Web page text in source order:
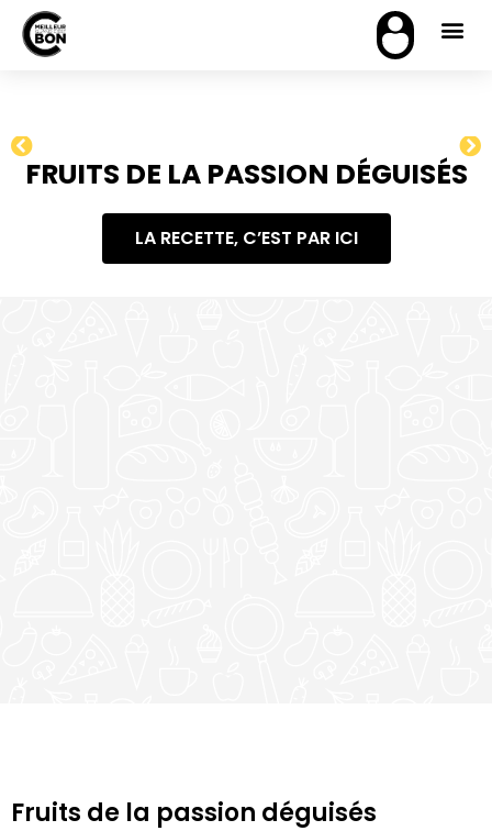
FRUITS DE LA PASSION DÉGUISÉS
LA RECETTE, C’EST PAR ICI
Fruits de la passion déguisés